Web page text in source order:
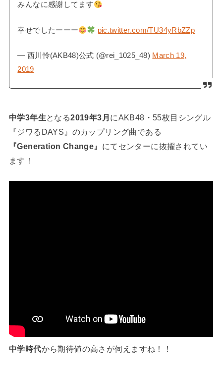
みんなに感謝してます
幸せでしたーーー pic.twitter.com/TU34yRbZZp
— 西川怜(AKB48)公式 (@rei_1025_48) March 19,
2019
中学3年生となる2019年3月 にAKB48・55枚目シングル
『ジワるDAYS』のカップリング曲である
『Generation Change』 にてセンターに抜擢されてい
ます！
中学時代から期待値の高さが伺えますね！！